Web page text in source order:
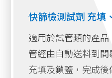
IN-LINE線上貼系列
其他產業機械
快篩檢測試劑 充填、
快篩檢測試劑 充填
適用於試管類的產
管經由自動送料到
充填及鎖蓋，完成